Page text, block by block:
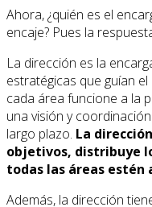
Ahora, ¿quién es el
encaje? Pues la
La dirección es la
estratégicas que guían
cada área funcione a la
una visión y
largo plazo. La
objetivos, distribuye
todas las áreas estén
Además, la dirección